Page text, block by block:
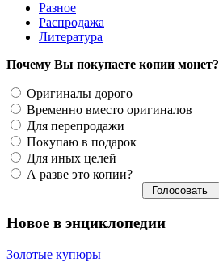
Разное
Распродажа
Литература
Почему Вы покупаете копии монет?
Оригиналы дорого
Временно вместо оригиналов
Для перепродажи
Покупаю в подарок
Для иных целей
А разве это копии?
Новое в энциклопедии
Золотые купюры